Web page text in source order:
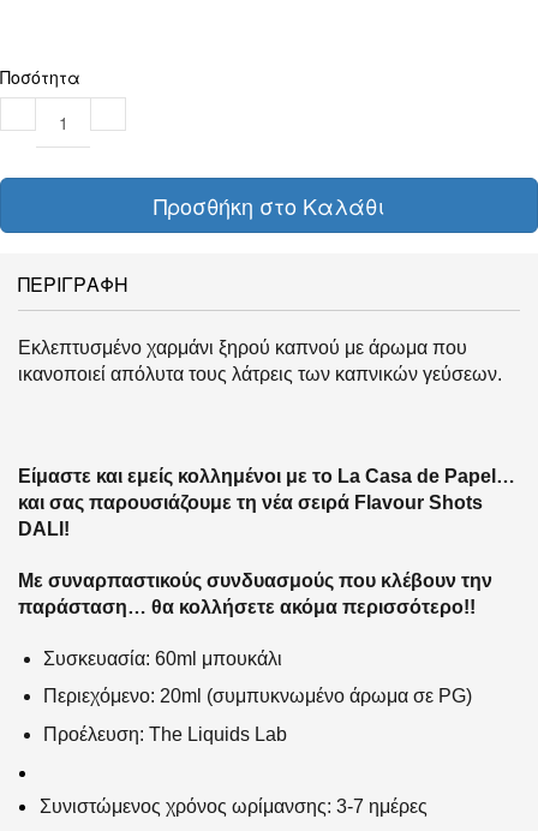
Ποσότητα
Προσθήκη στο Καλάθι
ΠΕΡΙΓΡΑΦΗ
Εκλεπτυσμένο χαρμάνι ξηρού καπνού με άρωμα που
ικανοποιεί απόλυτα τους λάτρεις των καπνικών γεύσεων.
Είμαστε και εμείς κολλημένοι με το La Casa de Papel…
και σας παρουσιάζουμε τη νέα σειρά Flavour Shots
DALI!
Με συναρπαστικούς συνδυασμούς που κλέβουν την
παράσταση… θα κολλήσετε ακόμα περισσότερο!!
Συσκευασία: 60ml μπουκάλι
Περιεχόμενο: 20ml (συμπυκνωμένο άρωμα σε PG)
Προέλευση: The Liquids Lab
Συνιστώμενος χρόνος ωρίμανσης: 3-7 ημέρες